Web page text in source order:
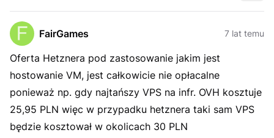
FairGames 7 lat temu
Oferta Hetznera pod zastosowanie jakim jest
hostowanie VM, jest całkowicie nie opłacalne
ponieważ np. gdy najtańszy VPS na infr. OVH kosztuje
25,95 PLN więc w przypadku hetznera taki sam VPS
będzie kosztował w okolicach 30 PLN